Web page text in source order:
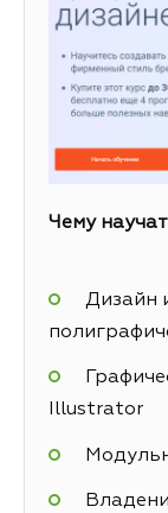
Чему
Дизайн
Illustrator